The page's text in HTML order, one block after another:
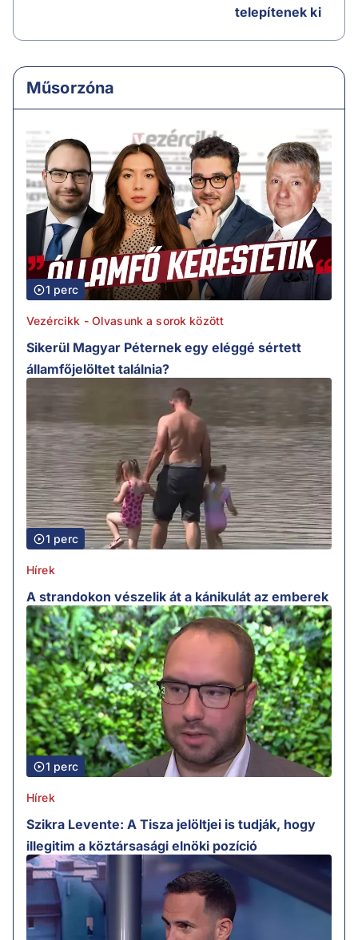
telepítenek ki
Műsorzóna
1 perc
Vezércikk - Olvasunk a sorok között
Sikerül Magyar Péternek egy eléggé sértett
államfőjelöltet találnia?
1 perc
Hírek
A strandokon vészelik át a kánikulát az emberek
1 perc
Hírek
Szikra Levente: A Tisza jelöltjei is tudják, hogy
illegitim a köztársasági elnöki pozíció